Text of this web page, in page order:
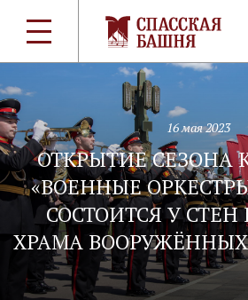
16 мая 2023
ОТКРЫТИЕ СЕЗОНА
«ВОЕННЫЕ
СОСТОИТСЯ У
ХРАМА